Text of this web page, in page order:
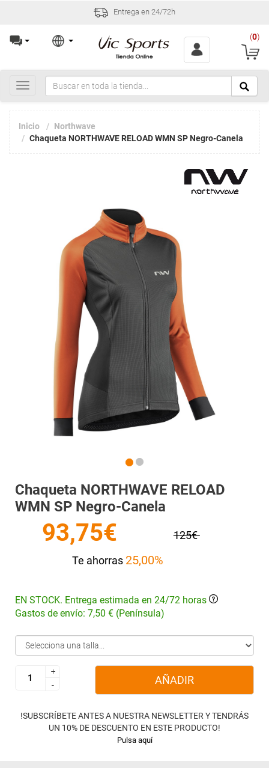
Entrega en 24/72h
(0)
Toggle
navigation
Inicio
Northwave
Chaqueta NORTHWAVE RELOAD WMN SP Negro-Canela
Chaqueta NORTHWAVE RELOAD
WMN SP Negro-Canela
93,75€
125€
Te ahorras 25,00%
EN STOCK. Entrega estimada en 24/72 horas
Gastos de envío: 7,50 € (Península)
+
-
+
-
AÑADIR
!SUBSCRÍBETE ANTES A NUESTRA NEWSLETTER Y TENDRÁS
UN 10% DE DESCUENTO EN ESTE PRODUCTO!
Pulsa aquí